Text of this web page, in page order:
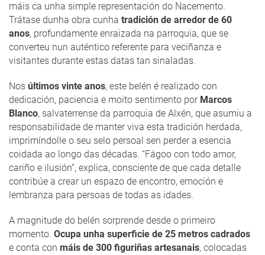
máis ca unha simple representación do Nacemento.
Trátase dunha obra cunha tradición de arredor de 60
anos, profundamente enraizada na parroquia, que se
converteu nun auténtico referente para veciñanza e
visitantes durante estas datas tan sinaladas.
Nos últimos vinte anos, este belén é realizado con
dedicación, paciencia e moito sentimento por Marcos
Blanco, salvaterrense da parroquia de Alxén, que asumiu a
responsabilidade de manter viva esta tradición herdada,
imprimíndolle o seu selo persoal sen perder a esencia
coidada ao longo das décadas. “Fágoo con todo amor,
cariño e ilusión”, explica, consciente de que cada detalle
contribúe a crear un espazo de encontro, emoción e
lembranza para persoas de todas as idades.
A magnitude do belén sorprende desde o primeiro
momento. Ocupa unha superficie de 25 metros cadrados
e conta con máis de 300 figuriñas artesanais, colocadas